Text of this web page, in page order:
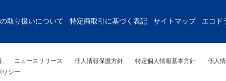
取り扱いについて 特定商取引に基づく表記 サイトマップ エコド
ニュースリリース 個人情報保護方針 特定個人情報基本方針
個人
リシー